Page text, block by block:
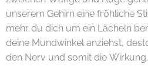
unserem Gehirn eine fröhliche
mehr du dich um ein Lächeln
deine Mundwinkel anziehst,
den Nerv und somit die Wirkung.